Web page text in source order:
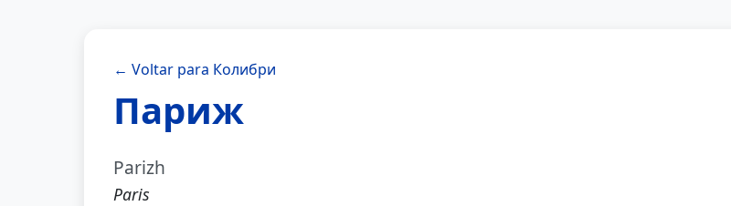
← Voltar para Колибри
Париж
Parizh
Paris